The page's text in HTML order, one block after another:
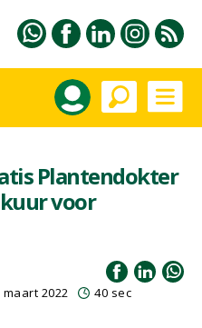
Plantendokter
voor
2022 40 sec